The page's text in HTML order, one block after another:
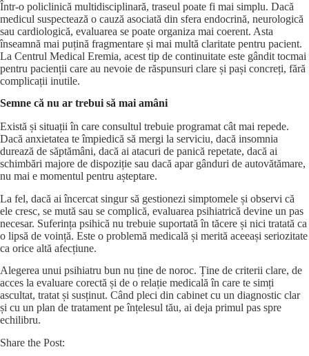
Într-o policlinică multidisciplinară, traseul poate fi mai simplu. Dacă
medicul suspectează o cauză asociată din sfera endocrină, neurologică
sau cardiologică, evaluarea se poate organiza mai coerent. Asta
înseamnă mai puțină fragmentare și mai multă claritate pentru pacient.
La Centrul Medical Eremia, acest tip de continuitate este gândit tocmai
pentru pacienții care au nevoie de răspunsuri clare și pași concreți, fără
complicații inutile.
Semne că nu ar trebui să mai amâni
Există și situații în care consultul trebuie programat cât mai repede.
Dacă anxietatea te împiedică să mergi la serviciu, dacă insomnia
durează de săptămâni, dacă ai atacuri de panică repetate, dacă ai
schimbări majore de dispoziție sau dacă apar gânduri de autovătămare,
nu mai e momentul pentru așteptare.
La fel, dacă ai încercat singur să gestionezi simptomele și observi că
ele cresc, se mută sau se complică, evaluarea psihiatrică devine un pas
necesar. Suferința psihică nu trebuie suportată în tăcere și nici tratată ca
o lipsă de voință. Este o problemă medicală și merită aceeași seriozitate
ca orice altă afecțiune.
Alegerea unui psihiatru bun nu ține de noroc. Ține de criterii clare, de
acces la evaluare corectă și de o relație medicală în care te simți
ascultat, tratat și susținut. Când pleci din cabinet cu un diagnostic clar
și cu un plan de tratament pe înțelesul tău, ai deja primul pas spre
echilibru.
Share the Post: